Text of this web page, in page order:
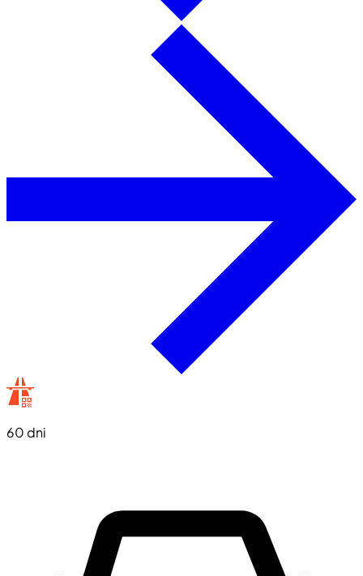
60 dni